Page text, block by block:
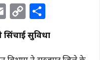
E
m
ai
C
o
p ar
सिंचाई सुविधा